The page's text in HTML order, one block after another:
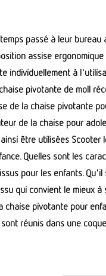
passé à leur bureau
assise
individuellement à
pivotante de moll
de la chaise pivotante
de la chaise pour
être utilisées Scooter
Quelles sont les
pour les enfants.
qui convient le mieux
chaise pivotante pour
réunis dans une